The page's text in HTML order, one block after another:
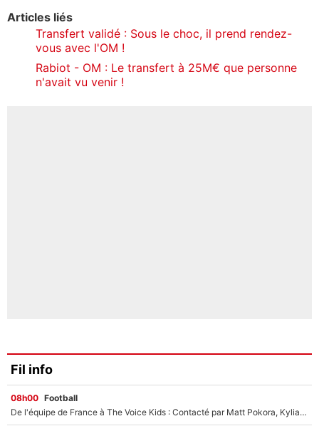
Articles liés
Transfert validé : Sous le choc, il prend rendez-
vous avec l'OM !
Rabiot - OM : Le transfert à 25M€ que personne
n'avait vu venir !
Fil info
08h00 Football
De l'équipe de France à The Voice Kids : Contacté par Matt Pokora, Kylian Mbappé a accepté de jouer un rôle inédit sur TF1 !